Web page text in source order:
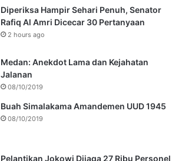
Diperiksa Hampir Sehari Penuh, Senator
Rafiq Al Amri Dicecar 30 Pertanyaan
2 hours ago
Medan: Anekdot Lama dan Kejahatan
Jalanan
08/10/2019
Buah Simalakama Amandemen UUD 1945
08/10/2019
Pelantikan Jokowi Dijaga 27 Ribu Personel